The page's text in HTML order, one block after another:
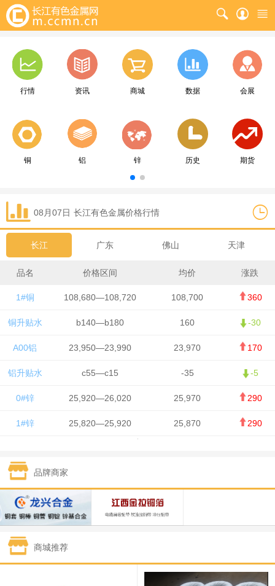
行情 资讯 商城 数据 会展
铜 铝 锌 历史 期货
08月07日 长江有色金属价格行情
长江 广东 佛山 天津
品名 价格区间 均价 涨跌
1#铜 108,680—108,720 108,700 360
铜升贴水 b140—b180 160 -30
A00铝 23,950—23,990 23,970 170
铝升贴水 c55—c15 -35 -5
0#锌 25,920—26,020 25,970 290
1#锌 25,820—25,920 25,870 290
1#锡 434,000—436,000
1#镍 129,550—130,750
1#白银 15,100—15,110 15,105 -70
钯金
331,000 -10,000
品牌商家
商城推荐